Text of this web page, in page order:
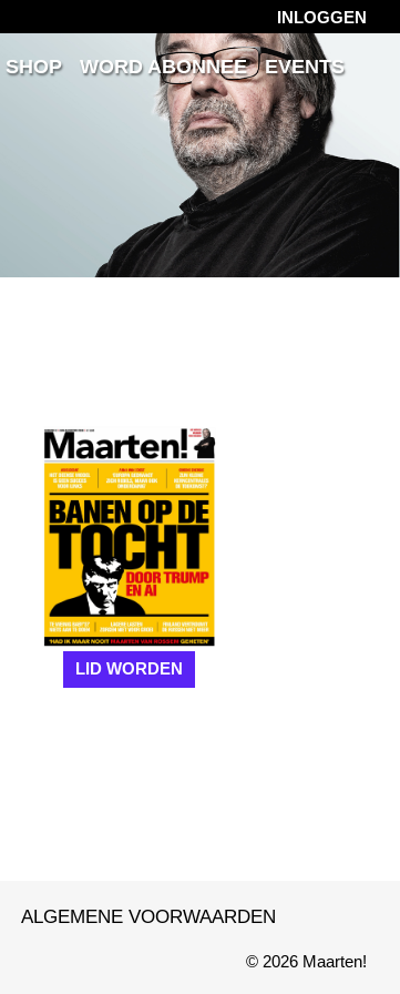
INLOGGEN
SHOP WORD ABONNEE
EVENTS
LID WORDEN
ALGEMENE VOORWAARDEN
© 2026 Maarten!